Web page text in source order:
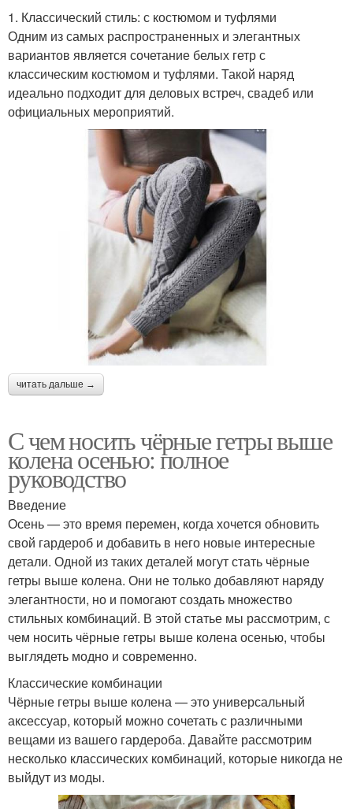
1. Классический стиль: с костюмом и туфлями
Одним из самых распространенных и элегантных
вариантов является сочетание белых гетр с
классическим костюмом и туфлями. Такой наряд
идеально подходит для деловых встреч, свадеб или
официальных мероприятий.
читать дальше →
С чем носить чёрные гетры выше
колена осенью: полное
руководство
Введение
Осень — это время перемен, когда хочется обновить
свой гардероб и добавить в него новые интересные
детали. Одной из таких деталей могут стать чёрные
гетры выше колена. Они не только добавляют наряду
элегантности, но и помогают создать множество
стильных комбинаций. В этой статье мы рассмотрим, с
чем носить чёрные гетры выше колена осенью, чтобы
выглядеть модно и современно.
Классические комбинации
Чёрные гетры выше колена — это универсальный
аксессуар, который можно сочетать с различными
вещами из вашего гардероба. Давайте рассмотрим
несколько классических комбинаций, которые никогда не
выйдут из моды.